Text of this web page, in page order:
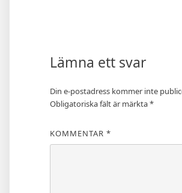
Lämna ett svar
Din e-postadress kommer inte
Obligatoriska fält är märkta*
KOMMENTAR *